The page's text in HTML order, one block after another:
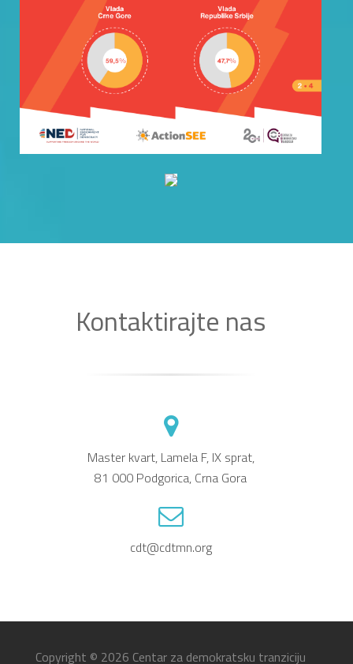
Kontaktirajte nas
Master kvart, Lamela F, IX sprat,
81 000 Podgorica, Crna Gora
cdt@cdtmn.org
Copyright © 2026 Centar za demokratsku tranziciju